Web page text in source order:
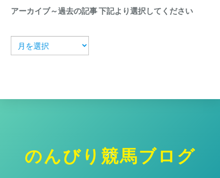
アーカイブ～過去の記事 下記より選択してください
ー
ト
のんびり競馬ブログ